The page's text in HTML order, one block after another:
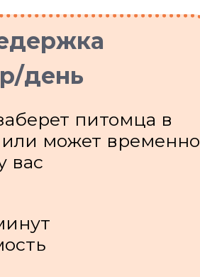
день
питомца в
или может временно
вас